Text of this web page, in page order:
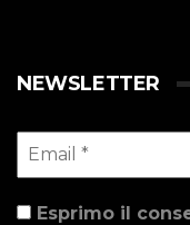
NEWSLETTER
Esprimo il